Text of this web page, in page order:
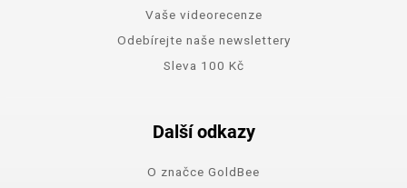
Vaše videorecenze
Odebírejte naše newslettery
Sleva 100 Kč
Další odkazy
O značce GoldBee